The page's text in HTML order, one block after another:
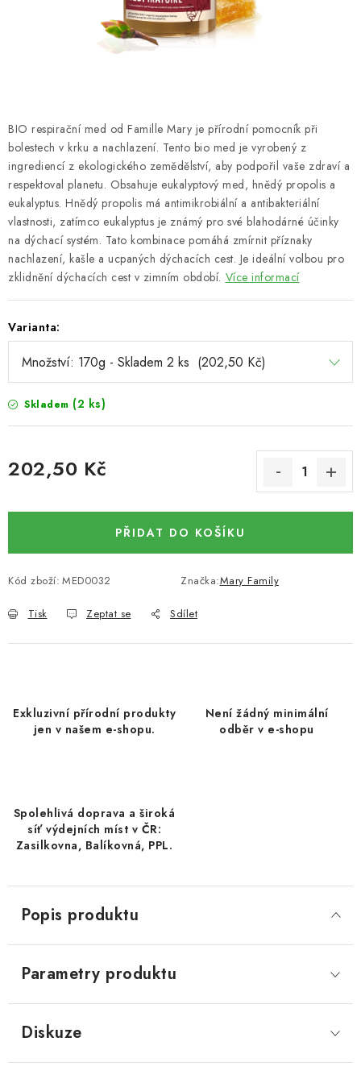
SUŠENÉ OVOCE / MANGO
ČOKOLÁDOVÉ POLEVY / SMĚS POLEV /
ČOKOLÁDOVÉ KAMÍNKY
OŘECHOVÉ ZLOMKY A DRTĚ / LÍSKOVÁ JÁDRA DRŤ
VŠE PRO OSLAVU, PÁRTY A VÝROČÍ
KONOPNÉ PRODUKTY
SUŠENÉ OVOCE BEZ PŘIDANÉHO CUKRU A SÍRY /
DATLE / DATLE DEGLET NOUR
RÝŽE
SUŠENÉ OVOCE BEZ PŘIDANÉHO CUKRU A SÍRY /
MANGO BEZ PŘIDANÉHO CUKRU A SO2
KOŘENÍ / TEKUTÁ OCHUCOVADLA/OMÁČKY
LYOFILIZOVANÉ OVOCE / MANGO
VANILKA
SUŠENÉ OVOCE / KLIKVA (BRUSINKY)
LYOFILIZOVANÉ OVOCE / BANÁN
BYLINKY
BIO respirační med od Famille Mary je přírodní pomocník při
bolestech v krku a nachlazení. Tento bio med je vyrobený z
ingrediencí z ekologického zemědělství, aby podpořil vaše zdraví a
respektoval planetu. Obsahuje eukalyptový med, hnědý propolis a
eukalyptus. Hnědý propolis má antimikrobiální a antibakteriální
vlastnosti, zatímco eukalyptus je známý pro své blahodárné účinky
na dýchací systém. Tato kombinace pomáhá zmírnit příznaky
nachlazení, kašle a ucpaných dýchacích cest. Je ideální volbou pro
zklidnění dýchacích cest v zimním období. Více informací
Varianta:
Skladem (2 ks)
202,50 Kč
PŘIDAT DO KOŠÍKU
Kód zboží: MED0032 Značka:Mary Family
Tisk Zeptat se Sdílet
Exkluzivní přírodní produkty
jen v našem e-shopu.
Není žádný minimální
odběr v e-shopu
Spolehlivá doprava a široká
síť výdejních míst v ČR:
Zasilkovna, Balíkovná, PPL.
Popis produktu
Parametry produktu
Diskuze